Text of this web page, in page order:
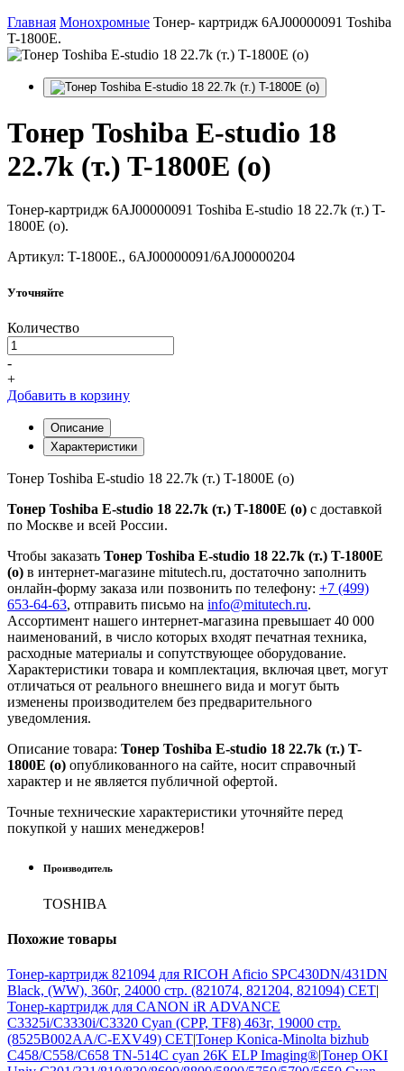
Главная Монохромные Тонер- картридж 6AJ00000091 Toshiba
T-1800E.
Тонер Toshiba E-studio 18
22.7k (т.) T-1800E (о)
Тонер-картридж 6AJ00000091 Toshiba E-studio 18 22.7k (т.) T-
1800E (о).
Артикул: T-1800E., 6AJ00000091/6AJ00000204
Уточняйте
Количество
-
+
Добавить в корзину
Описание
Характеристики
Тонер Toshiba E-studio 18 22.7k (т.) T-1800E (о)
Тонер Toshiba E-studio 18 22.7k (т.) T-1800E (о) с доставкой
по Москве и всей России.
Чтобы заказать Тонер Toshiba E-studio 18 22.7k (т.) T-1800E
(о) в интернет-магазине mitutech.ru, достаточно заполнить
онлайн-форму заказа или позвонить по телефону: +7 (499)
653-64-63, отправить письмо на info@mitutech.ru.
Ассортимент нашего интернет-магазина превышает 40 000
наименований, в число которых входят печатная техника,
расходные материалы и сопутствующее оборудование.
Характеристики товара и комплектация, включая цвет, могут
отличаться от реального внешнего вида и могут быть
изменены производителем без предварительного
уведомления.
Описание товара: Тонер Toshiba E-studio 18 22.7k (т.) T-
1800E (о) опубликованного на сайте, носит справочный
характер и не является публичной офертой.
Точные технические характеристики уточняйте перед
покупкой у наших менеджеров!
Производитель
TOSHIBA
Похожие товары
Тонер-картридж 821094 для RICOH Aficio SPC430DN/431DN
Black, (WW), 360г, 24000 стр. (821074, 821204, 821094) CET|
Тонер-картридж для CANON iR ADVANCE
C3325i/C3330i/C3320 Cyan (CPP, TF8) 463г, 19000 стр.
(8525B002AA/C-EXV49) CET|Тонер Konica-Minolta bizhub
C458/C558/C658 TN-514C cyan 26K ELP Imaging®|Тонер OKI